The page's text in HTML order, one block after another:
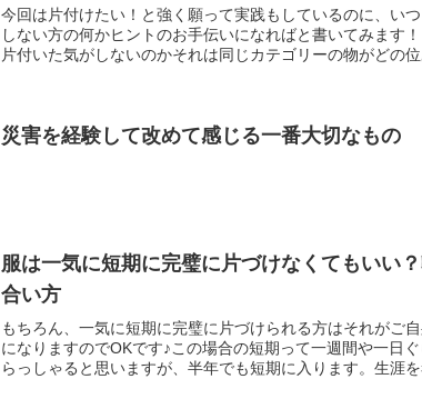
今回は片付けたい！と強く願って実践もしているのに、い
しない方の何かヒントのお手伝いになればと書いてみます
片付いた気がしないのかそれは同じカテゴリーの物がどの
災害を経験して改めて感じる一番大切なもの
服は一気に短期に完璧に片づけなくてもいい
合い方
もちろん、一気に短期に完璧に片づけられる方はそれがご
になりますのでOKです♪この場合の短期って一週間や一日
らっしゃると思いますが、半年でも短期に入ります。生涯